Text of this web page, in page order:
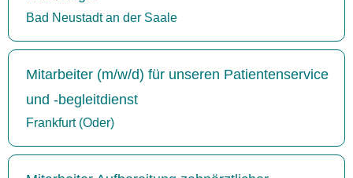
Bad Neustadt an der Saale
Mitarbeiter (m/w/d) für unseren Patientenservice
und -begleitdienst
Frankfurt (Oder)